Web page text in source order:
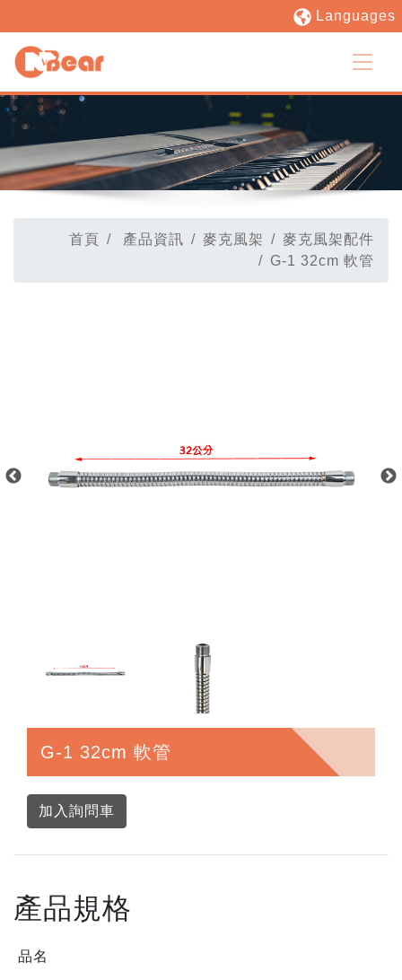
Languages
首頁 產品資訊 麥克風架
麥克風架配件
G-1 32cm 軟管
G-1 32cm 軟管
加入詢問車
產品規格
品名